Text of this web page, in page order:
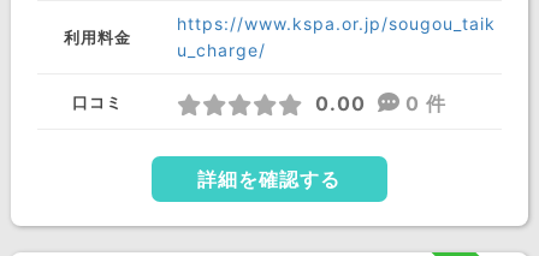
利用料金
https://www.kspa.or.jp/sougou_taik
u_charge/
口コミ 0.00 0 件
詳細を確認する